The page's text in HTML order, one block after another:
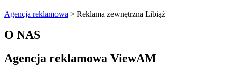
Agencja reklamowa > Reklama zewnętrzna Libiąż
O NAS
Agencja reklamowa ViewAM